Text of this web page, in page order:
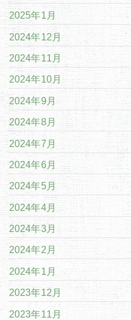
2025年1月
2024年12月
2024年11月
2024年10月
2024年9月
2024年8月
2024年7月
2024年6月
2024年5月
2024年4月
2024年3月
2024年2月
2024年1月
2023年12月
2023年11月